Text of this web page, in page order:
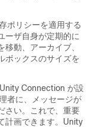
ポリシーを適用する
ーザ自身が定期的に
動、アーカイブ、
ボックスのサイズを
Connection が設
者に、メッセージが
さい。これで、重要
計画できます。Unity